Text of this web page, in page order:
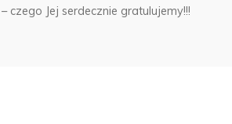
– czego Jej serdecznie gratulujemy!!!